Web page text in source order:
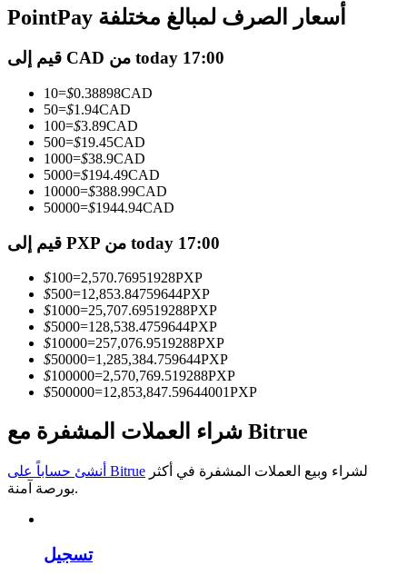
انضم إلى أفضل المتداولين
كن متداول نسخ
استمتع بتقاسم الأرباح وعمولات نسخ التداول
معلومة
تحليل البيانات الضخمة بما في ذلك المعلومات التجارية، وما
إلى ذلك.
PointPay أسعار الصرف لمبالغ مختلفة
قيم إلى CAD من today 17:00
10=$0.38898CAD
50=$1.94CAD
100=$3.89CAD
500=$19.45CAD
1000=$38.9CAD
5000=$194.49CAD
10000=$388.99CAD
50000=$1944.94CAD
قيم إلى PXP من today 17:00
$100=2,570.76951928PXP
$500=12,853.84759644PXP
$1000=25,707.69519288PXP
$5000=128,538.4759644PXP
$10000=257,076.9519288PXP
$50000=1,285,384.759644PXP
$100000=2,570,769.519288PXP
$500000=12,853,847.59644001PXP
شراء العملات المشفرة مع Bitrue
أنشئ حساباً على Bitrue
بورصة آمنة.
تسجيل